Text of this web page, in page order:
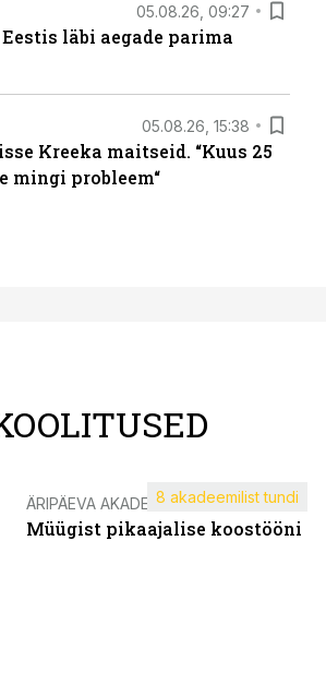
05.08.26, 09:27
läbi aegade parima
05.08.26, 15:38
Kreeka maitseid. “Kuus 25
mingi probleem“
ÄRIPÄEVA AKADEEMIA
Müügist pikaajalise koostööni
8 akadeemilist tundi